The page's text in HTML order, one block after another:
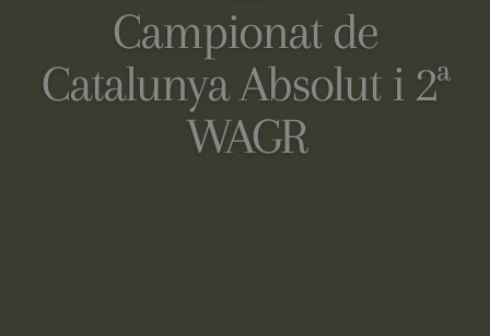
Campionat de
Catalunya Absolut i 2ª
WAGR